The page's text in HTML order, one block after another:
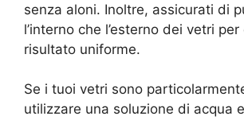
senza aloni. Inoltre, assicurati di
l’interno che l’esterno dei vetri
risultato uniforme.
Se i tuoi vetri sono
utilizzare una soluzione di acqua